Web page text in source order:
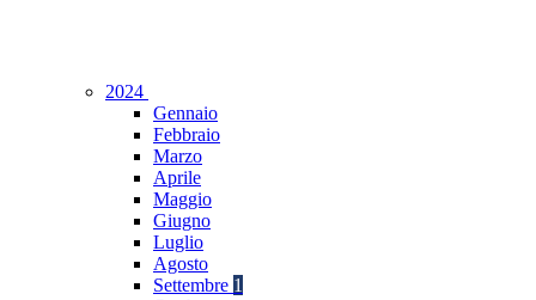
2024
Gennaio
Febbraio
Marzo
Aprile
Maggio
Giugno
Luglio
Agosto
Settembre 1